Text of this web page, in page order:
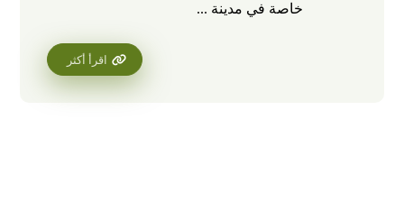
خاصة في مدينة ...
اقرأ أكثر